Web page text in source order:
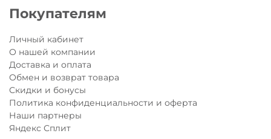
Покупателям
Личный кабинет
О нашей компании
Доставка и оплата
Обмен и возврат товара
Скидки и бонусы
Политика конфиденциальности и оферта
Наши партнеры
Яндекс Сплит